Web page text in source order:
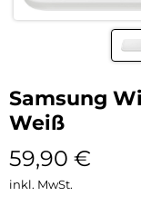
Samsung
Weiß
59,90 €
inkl. MwSt.